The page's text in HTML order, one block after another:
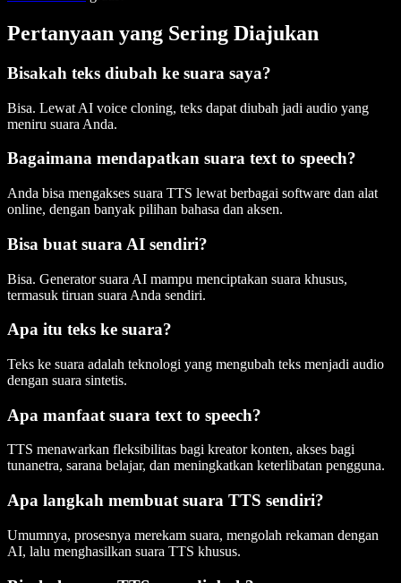
Pertanyaan yang Sering Diajukan
Bisakah teks diubah ke suara saya?
Bisa. Lewat AI voice cloning, teks dapat diubah jadi audio yang
meniru suara Anda.
Bagaimana mendapatkan suara text to speech?
Anda bisa mengakses suara TTS lewat berbagai software dan alat
online, dengan banyak pilihan bahasa dan aksen.
Bisa buat suara AI sendiri?
Bisa. Generator suara AI mampu menciptakan suara khusus,
termasuk tiruan suara Anda sendiri.
Apa itu teks ke suara?
Teks ke suara adalah teknologi yang mengubah teks menjadi audio
dengan suara sintetis.
Apa manfaat suara text to speech?
TTS menawarkan fleksibilitas bagi kreator konten, akses bagi
tunanetra, sarana belajar, dan meningkatkan keterlibatan pengguna.
Apa langkah membuat suara TTS sendiri?
Umumnya, prosesnya merekam suara, mengolah rekaman dengan
AI, lalu menghasilkan suara TTS khusus.